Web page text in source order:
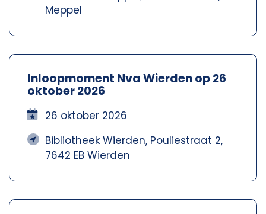
Meppel
Inloopmoment Nva Wierden op 26
oktober 2026
26 oktober 2026
Bibliotheek Wierden, Pouliestraat 2,
7642 EB Wierden